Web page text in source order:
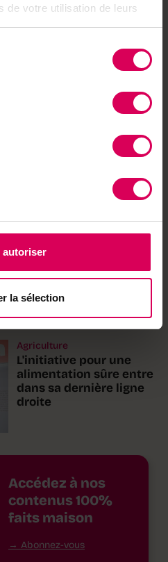
de votre utilisation de leurs
autoriser
la sélection
forteresse de roche sur
les hauteurs de Verbier
D'Etoy à la Guyane, une
surface à l'heure du
Marché-Concours
Un sirop singulier
valorise non pas les
fruits, mais les feuilles
du figuier
Agriculture
L'initiative pour une
alimentation sûre entre
dans sa dernière ligne
droite
Accédez à nos
contenus 100%
faits maison
Abonnez-vous